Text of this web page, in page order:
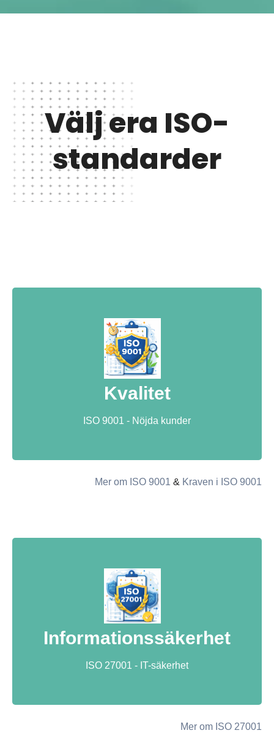
Välj era ISO-
standarder
Kvalitet
ISO 9001 - Nöjda kunder
Mer om ISO 9001 & Kraven i ISO 9001
Informationssäkerhet
ISO 27001 - IT-säkerhet
Mer om ISO 27001